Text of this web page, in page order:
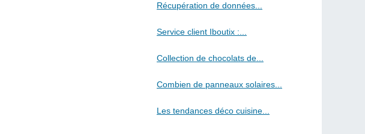
Récupération de données...
Service client Iboutix :...
Collection de chocolats de...
Combien de panneaux solaires...
Les tendances déco cuisine...